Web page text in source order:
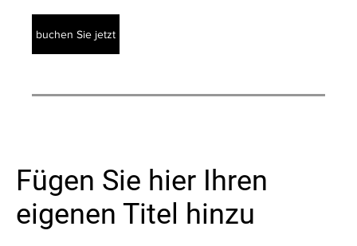
buchen Sie jetzt
Fügen Sie hier Ihren
eigenen Titel hinzu